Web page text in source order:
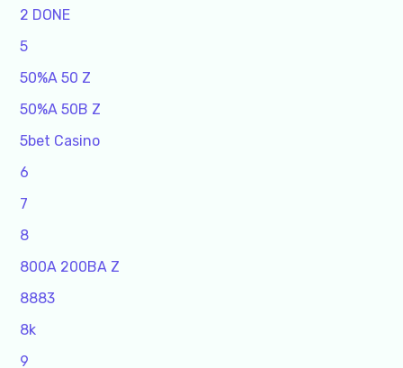
2 DONE
5
50%A 50 Z
50%A 50B Z
5bet Casino
6
7
8
800A 200BA Z
8883
8k
9